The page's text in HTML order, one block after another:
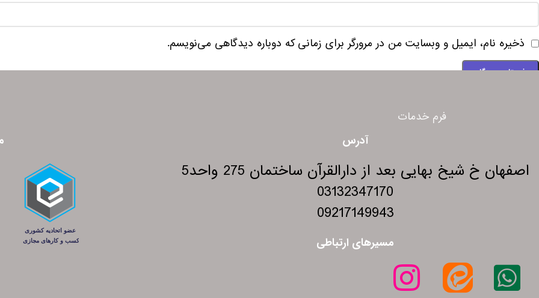
ذخیره نام، ایمیل و وبسایت من در مرورگر برای زمانی که دوباره دیدگاهی می‌نویسم.
فرم خدمات
آدرس
اصفهان خ شیخ بهایی بعد از دارالقرآن ساختمان 275 واحد5
03132347170
09217149943
مسیرهای ارتباطی